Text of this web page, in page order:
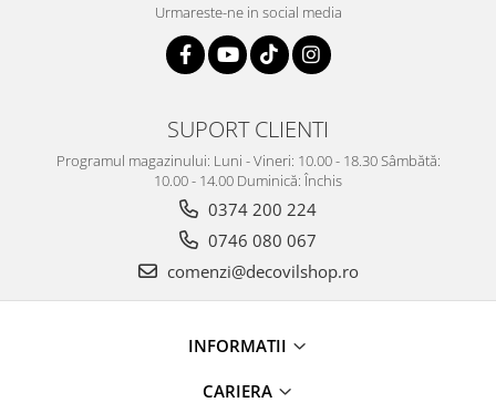
Urmareste-ne in social media
SUPORT CLIENTI
Programul magazinului: Luni - Vineri: 10.00 - 18.30 Sâmbătă:
10.00 - 14.00 Duminică: Închis
0374 200 224
0746 080 067
comenzi@decovilshop.ro
INFORMATII
CARIERA